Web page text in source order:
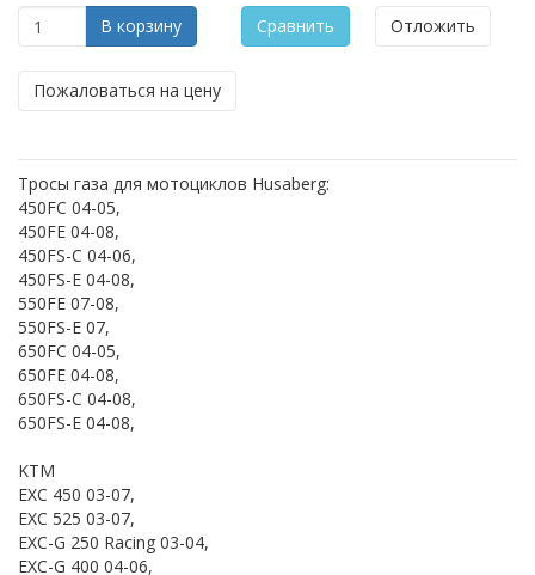
В корзину Сравнить Отложить
Пожаловаться на цену
Тросы газа для мотоциклов Husaberg:
450FC 04-05,
450FE 04-08,
450FS-C 04-06,
450FS-E 04-08,
550FE 07-08,
550FS-E 07,
650FC 04-05,
650FE 04-08,
650FS-C 04-08,
650FS-E 04-08,
KTM
EXC 450 03-07,
EXC 525 03-07,
EXC-G 250 Racing 03-04,
EXC-G 400 04-06,